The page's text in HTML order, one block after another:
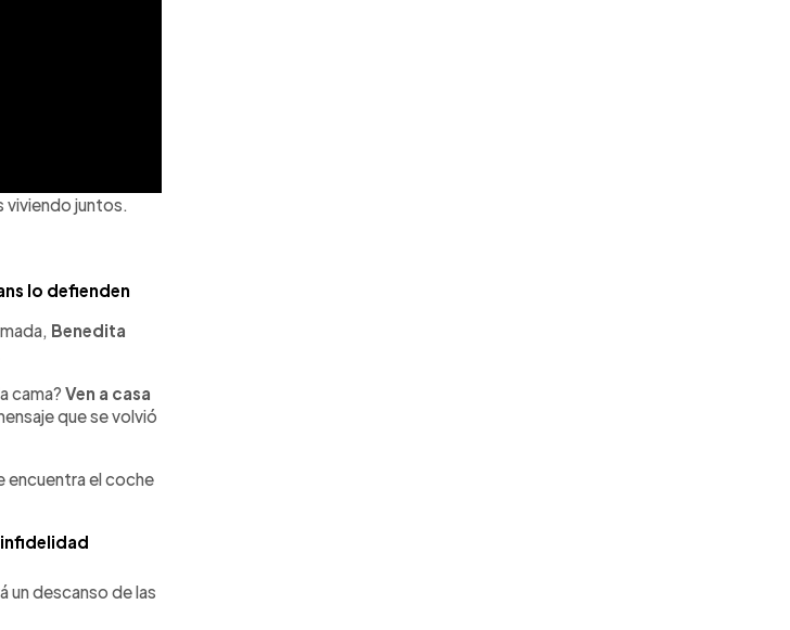
juntos.
lo defienden
Benedita
cama? Ven a casa
que se volvió
encuentra el coche
infidelidad
un descanso de las